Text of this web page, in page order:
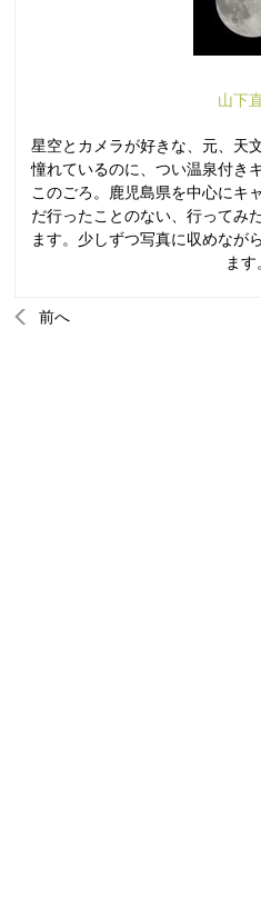
山下
星空とカメラが好きな、元、天
憧れているのに、つい温泉付き
このごろ。鹿児島県を中心にキ
だ行ったことのない、行ってみ
ます。少しずつ写真に収めなが
ます
前へ